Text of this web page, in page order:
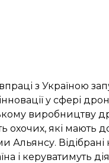
з Україною
у сфері
виробництву
охочих, які мають
Альянсу.
і керуватимуть